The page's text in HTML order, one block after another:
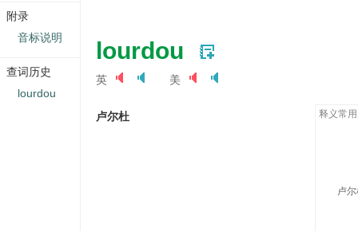
lourdou
英 美
卢尔杜 释义常
卢
附录
音标说明
查词历史
lourdou